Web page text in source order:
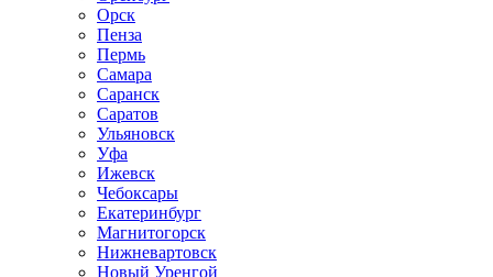
Орск
Пенза
Пермь
Самара
Саранск
Саратов
Ульяновск
Уфа
Ижевск
Чебоксары
Екатеринбург
Магнитогорск
Нижневартовск
Новый Уренгой